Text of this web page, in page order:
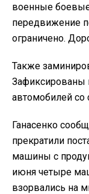
военные
передвижение
ограничено.
Также
Зафиксированы
автомобилей
Ганасенко
прекратили
машины с
июня четыре
взорвались на